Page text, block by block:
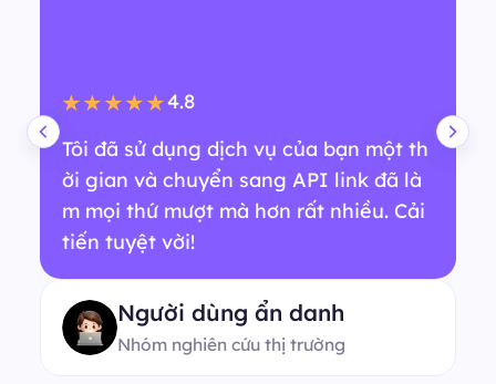
★★★★★4.8
Tôi đã sử dụng dịch vụ của bạn một th
ời gian và chuyển sang API link đã là
m mọi thứ mượt mà hơn rất nhiều. Cải
tiến tuyệt vời!
Người dùng ẩn danh
Nhóm nghiên cứu thị trường